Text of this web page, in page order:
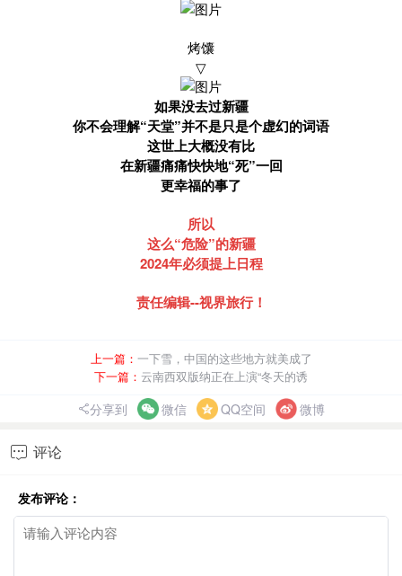
烤馕
▽
如果没去过新疆
你不会理解“天堂”并不是只是个虚幻的词语
这世上大概没有比
在新疆痛痛快快地“死”一回
更幸福的事了
所以
这么“危险”的新疆
2024年必须提上日程
责任编辑--视界旅行！
上一篇： 一下雪，中国的这些地方就美成了
下一篇： 云南西双版纳正在上演“冬天的诱
分享到 微信 QQ空间 微博
 评论
发布评论：